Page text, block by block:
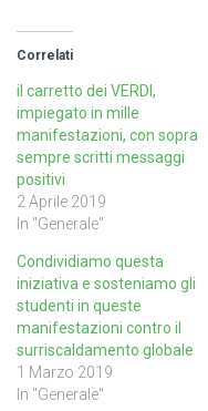
Correlati
il carretto dei VERDI,
impiegato in mille
manifestazioni, con sopra
sempre scritti messaggi
positivi
2 Aprile 2019
In "Generale"
Condividiamo questa
iniziativa e sosteniamo gli
studenti in queste
manifestazioni contro il
surriscaldamento globale
1 Marzo 2019
In "Generale"